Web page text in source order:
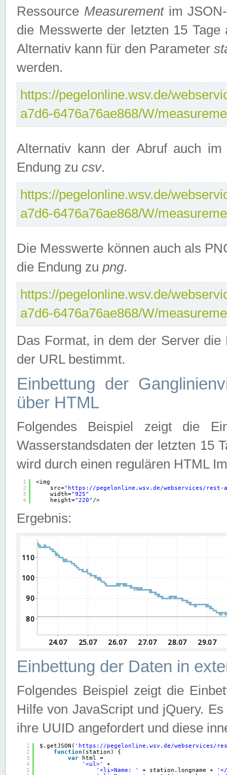
Ressource Measurementim JSON-
die Messwerte der letzten 15
Alternativ kann für den Parameter
werden.
https://pegelonline.wsv.de/
a7d6-6476a76ae868/W/
Alternativ kann der Abruf auch
Endung zu csv.
https://pegelonline.wsv.de/
a7d6-6476a76ae868/W/
Die Messwerte können auch als
die Endung zu png.
https://pegelonline.wsv.de/
a7d6-6476a76ae868/W/
Das Format, in dem der Server
der URL bestimmt.
Einbettung der
über HTML
Folgendes Beispiel zeigt die
Wasserstandsdaten der letzten 15
wird durch einen regulären HTML
1
2
3
4
<img
src=" https://pegelonline.wsv.de/webservices/rest-
width="925"
height="220" />
Ergebnis:
Einbettung der Daten in
Folgendes Beispiel zeigt die
Hilfe von JavaScript und jQuery.
ihre UUID angefordert und diese
1
2
3
4
5
$.getJSON( ' https://pegelonline.wsv.de/webservices/
function (station) {
var
html =
'<ul>'
+
'<li>Name: '
+ station.longname +